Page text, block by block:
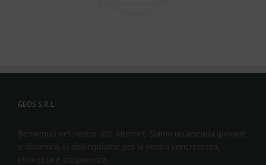
GEOS S.R.L
Benvenuti nel nostro sito internet. Siamo un’azienda giovane
e dinamica, ci distinguiamo per la nostra concretezza,
chiarezza e trasparenza.